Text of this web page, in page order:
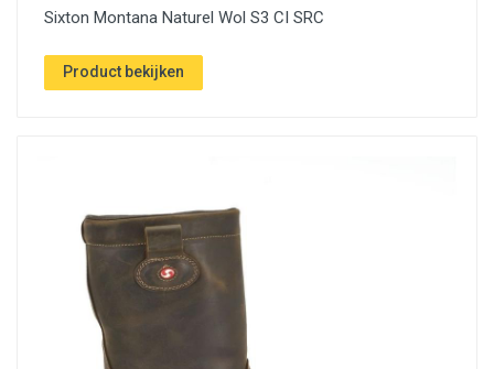
Sixton Montana Naturel Wol S3 CI SRC
Product bekijken